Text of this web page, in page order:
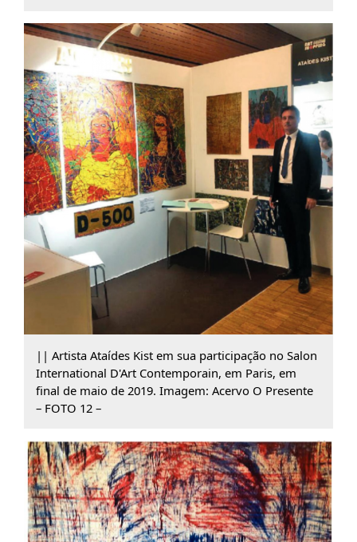
|| Artista Ataídes Kist em sua participação no Salon
International D'Art Contemporain, em Paris, em
final de maio de 2019. Imagem: Acervo O Presente
– FOTO 12 –